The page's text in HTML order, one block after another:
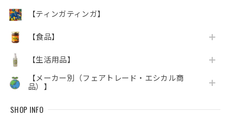
【ティンガティンガ】
【食品】
【生活用品】
【メーカー別（フェアトレード・エシカル商
品）】
SHOP INFO